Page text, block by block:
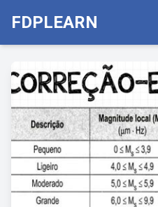
FDPLEARN